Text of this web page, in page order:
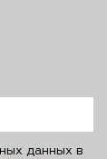
данных в